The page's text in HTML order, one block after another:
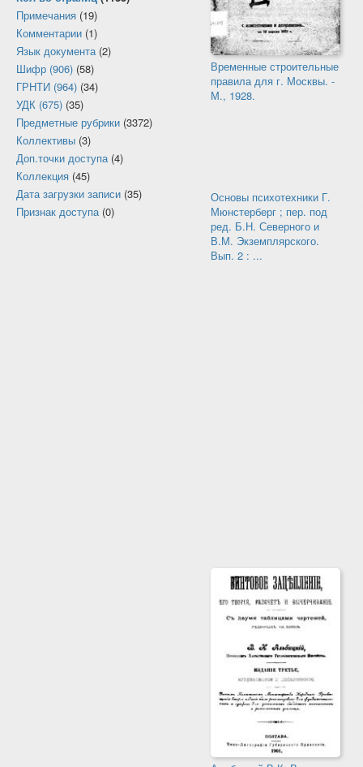
Примечания (19)
Комментарии (1)
Язык документа(2)
Шифр (906) (58)
ГРНТИ (964) (34)
УДК (675) (35)
Предметные рубрики (3372)
Коллективы (3)
Доп.точки доступа(4)
Коллекция (45)
Дата загрузки записи (35)
Признак доступа(0)
Временные строительные
правила для г. Москвы. -
М., 1928.
Основы психотехники Г.
Мюнстерберг ; пер. под
ред. Б.Н. Северного и
В.М. Экземплярского.
Вып. 2 : ...